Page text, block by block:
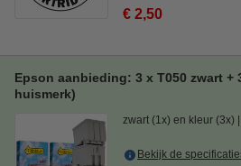
€ 2,50
Epson aanbieding: 3 x T050 zwart +
huismerk)
zwart (1x) en kleur (3x)
Bekijk de